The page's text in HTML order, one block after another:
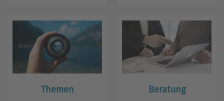
Themen Beratung